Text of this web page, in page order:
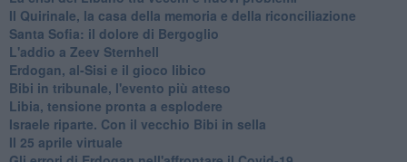
Il Quirinale, la casa della memoria e della riconciliazione
Santa Sofia: il dolore di Bergoglio
L'addio a ​Zeev Sternhell
Erdogan, al-Sisi e il gioco libico
Bibi in tribunale, l'evento più atteso
Libia, tensione pronta a esplodere
Israele riparte. Con il vecchio Bibi in sella
Il 25 aprile virtuale